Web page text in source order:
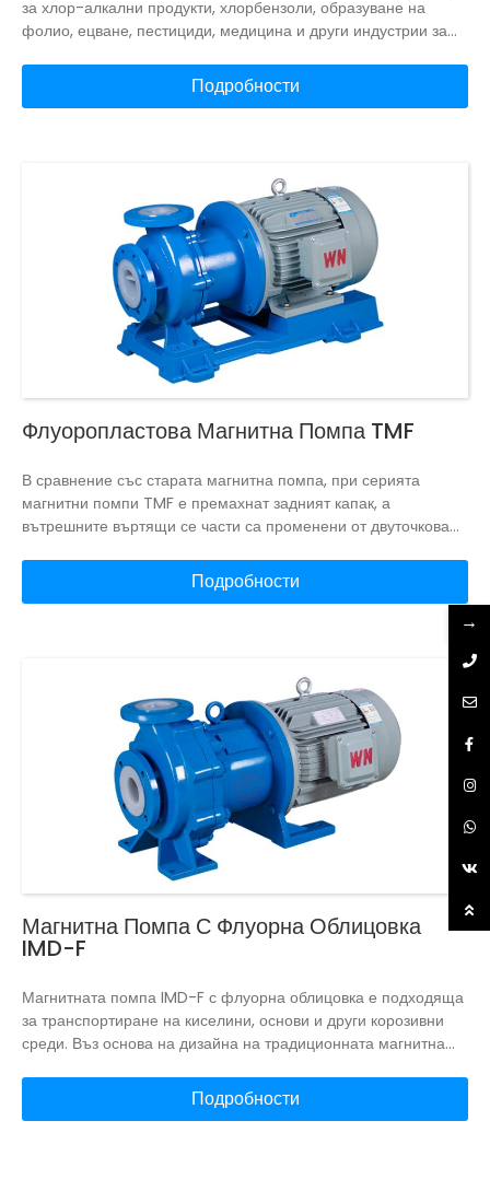
за хлор-алкални продукти, хлорбензоли, образуване на
фолио, ецване, пестициди, медицина и други индустрии за
помпа с флуорна пластмаса CQB-F елиминира
уплътнението на вала и използва магнитна връзка за
Освен разтопен алкален метал и
флуор, той може да транспортира всякаква концентрация на
киселина, алкал, силен оксидант и други корозивни среди.
Подробности
Флуоропластова Магнитна Помпа TMF
В сравнение със старата магнитна помпа, при серията
магнитни помпи TMF е премахнат задният капак, а
вътрешните въртящи се части са променени от двуточкова
Серията магнитни помпи TMF използва изцяло карбонизиран
шлифовъчен материал, валът и втулката на вала ще бъдат
флуоропластови магнитни помпи TMF използва различни
нови материали и може да бъде заменена в зависимост от
различните транспортни среди.Могат да бъдат направени
високотемпературни, луга, частици и т.н.
Подробности
Магнитна Помпа С Флуорна Облицовка
IMD-F
Магнитната помпа IMD-F с флуорна облицовка е подходяща
за транспортиране на киселини, основи и други корозивни
среди. Въз основа на дизайна на традиционната магнитна
концепция за усъвършенстван дизайн, оптимизира
структурата на частите и напълно елиминира вихровия
Подробности
→